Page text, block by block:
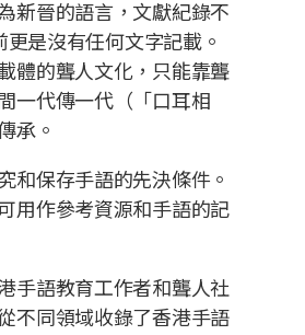
新晉的語言，文獻紀錄不
是沒有任何文字記載。
體的聾人文化，只能靠聾
一代傳一代（「口耳相
承。
和保存手語的先決條件。
用作參考資源和手語的記
手語教育工作者和聾人社
不同領域收錄了香港手語